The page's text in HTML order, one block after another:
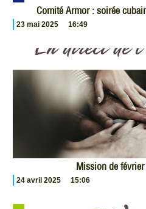
Comité Armor : soirée
23 mai 2025 16:49
Mission de
24 avril 2025 15:06